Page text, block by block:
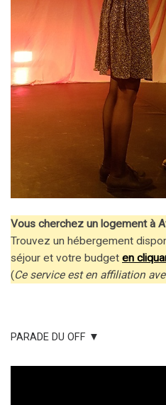
Vous cherchez un logement à
Trouvez un hébergement
séjour et votre budget en
(Ce service est en affiliation
PARADE DU OFF ▼